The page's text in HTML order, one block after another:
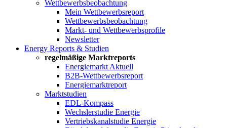
Wettbewerbs­beobachtung
Mein Wettbewerbsreport
Wettbewerbsbeobachtung
Markt- und Wettbewerbsprofile
Newsletter
Energy Reports & Studien
regelmäßige Marktreports
Energiemarkt Aktuell
B2B-Wettbewerbsreport
Energiemarktreport
Marktstudien
EDL-Kompass
Wechslerstudie Energie
Vertriebskanalstudie Energie